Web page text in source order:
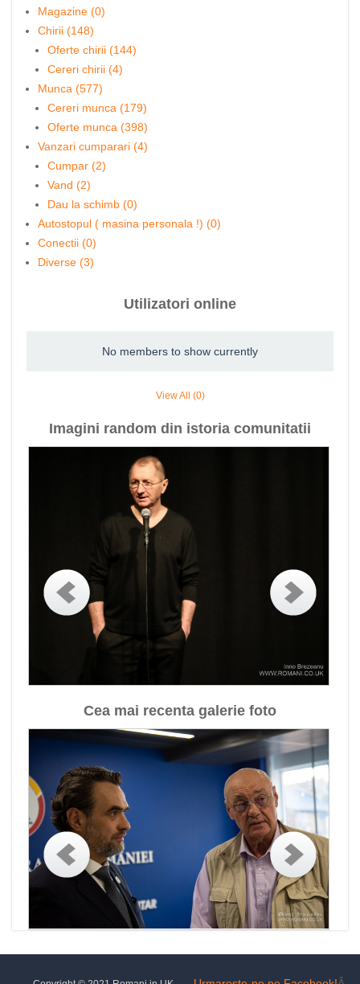
Magazine (0)
Chirii (148)
Oferte chirii (144)
Cereri chirii (4)
Munca (577)
Cereri munca (179)
Oferte munca (398)
Vanzari cumparari (4)
Cumpar (2)
Vand (2)
Dau la schimb (0)
Autostopul ( masina personala !) (0)
Conectii (0)
Diverse (3)
Utilizatori online
No members to show currently
View All (0)
Imagini random din istoria comunitatii
Cea mai recenta galerie foto